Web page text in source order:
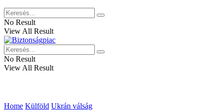
No Result
View All Result
No Result
View All Result
Home Külföld Ukrán válság